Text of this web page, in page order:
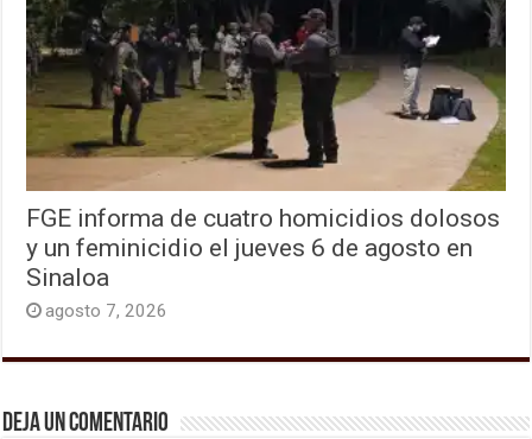
FGE informa de cuatro homicidios dolosos
y un feminicidio el jueves 6 de agosto en
Sinaloa
agosto 7, 2026
Deja un comentario